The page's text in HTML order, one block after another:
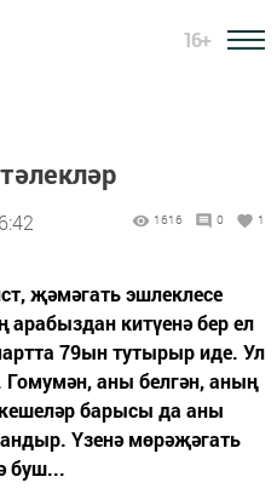
16+
1616 0 1
җәмәгать эшлеклесе
арабыздан китүенә бер ел
79ын тутырыр иде. Ул
аны белгән, аның
барысы да аны
Үзенә мөрәҗәгать
буш...